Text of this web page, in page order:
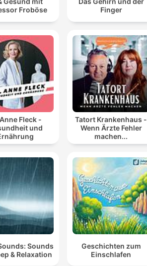
Froböse
Finger
Fleck -
und
Tatort Krankenhaus -
Wenn Ärzte Fehler
machen...
Sounds
& Relaxation
Geschichten zum
Einschlafen